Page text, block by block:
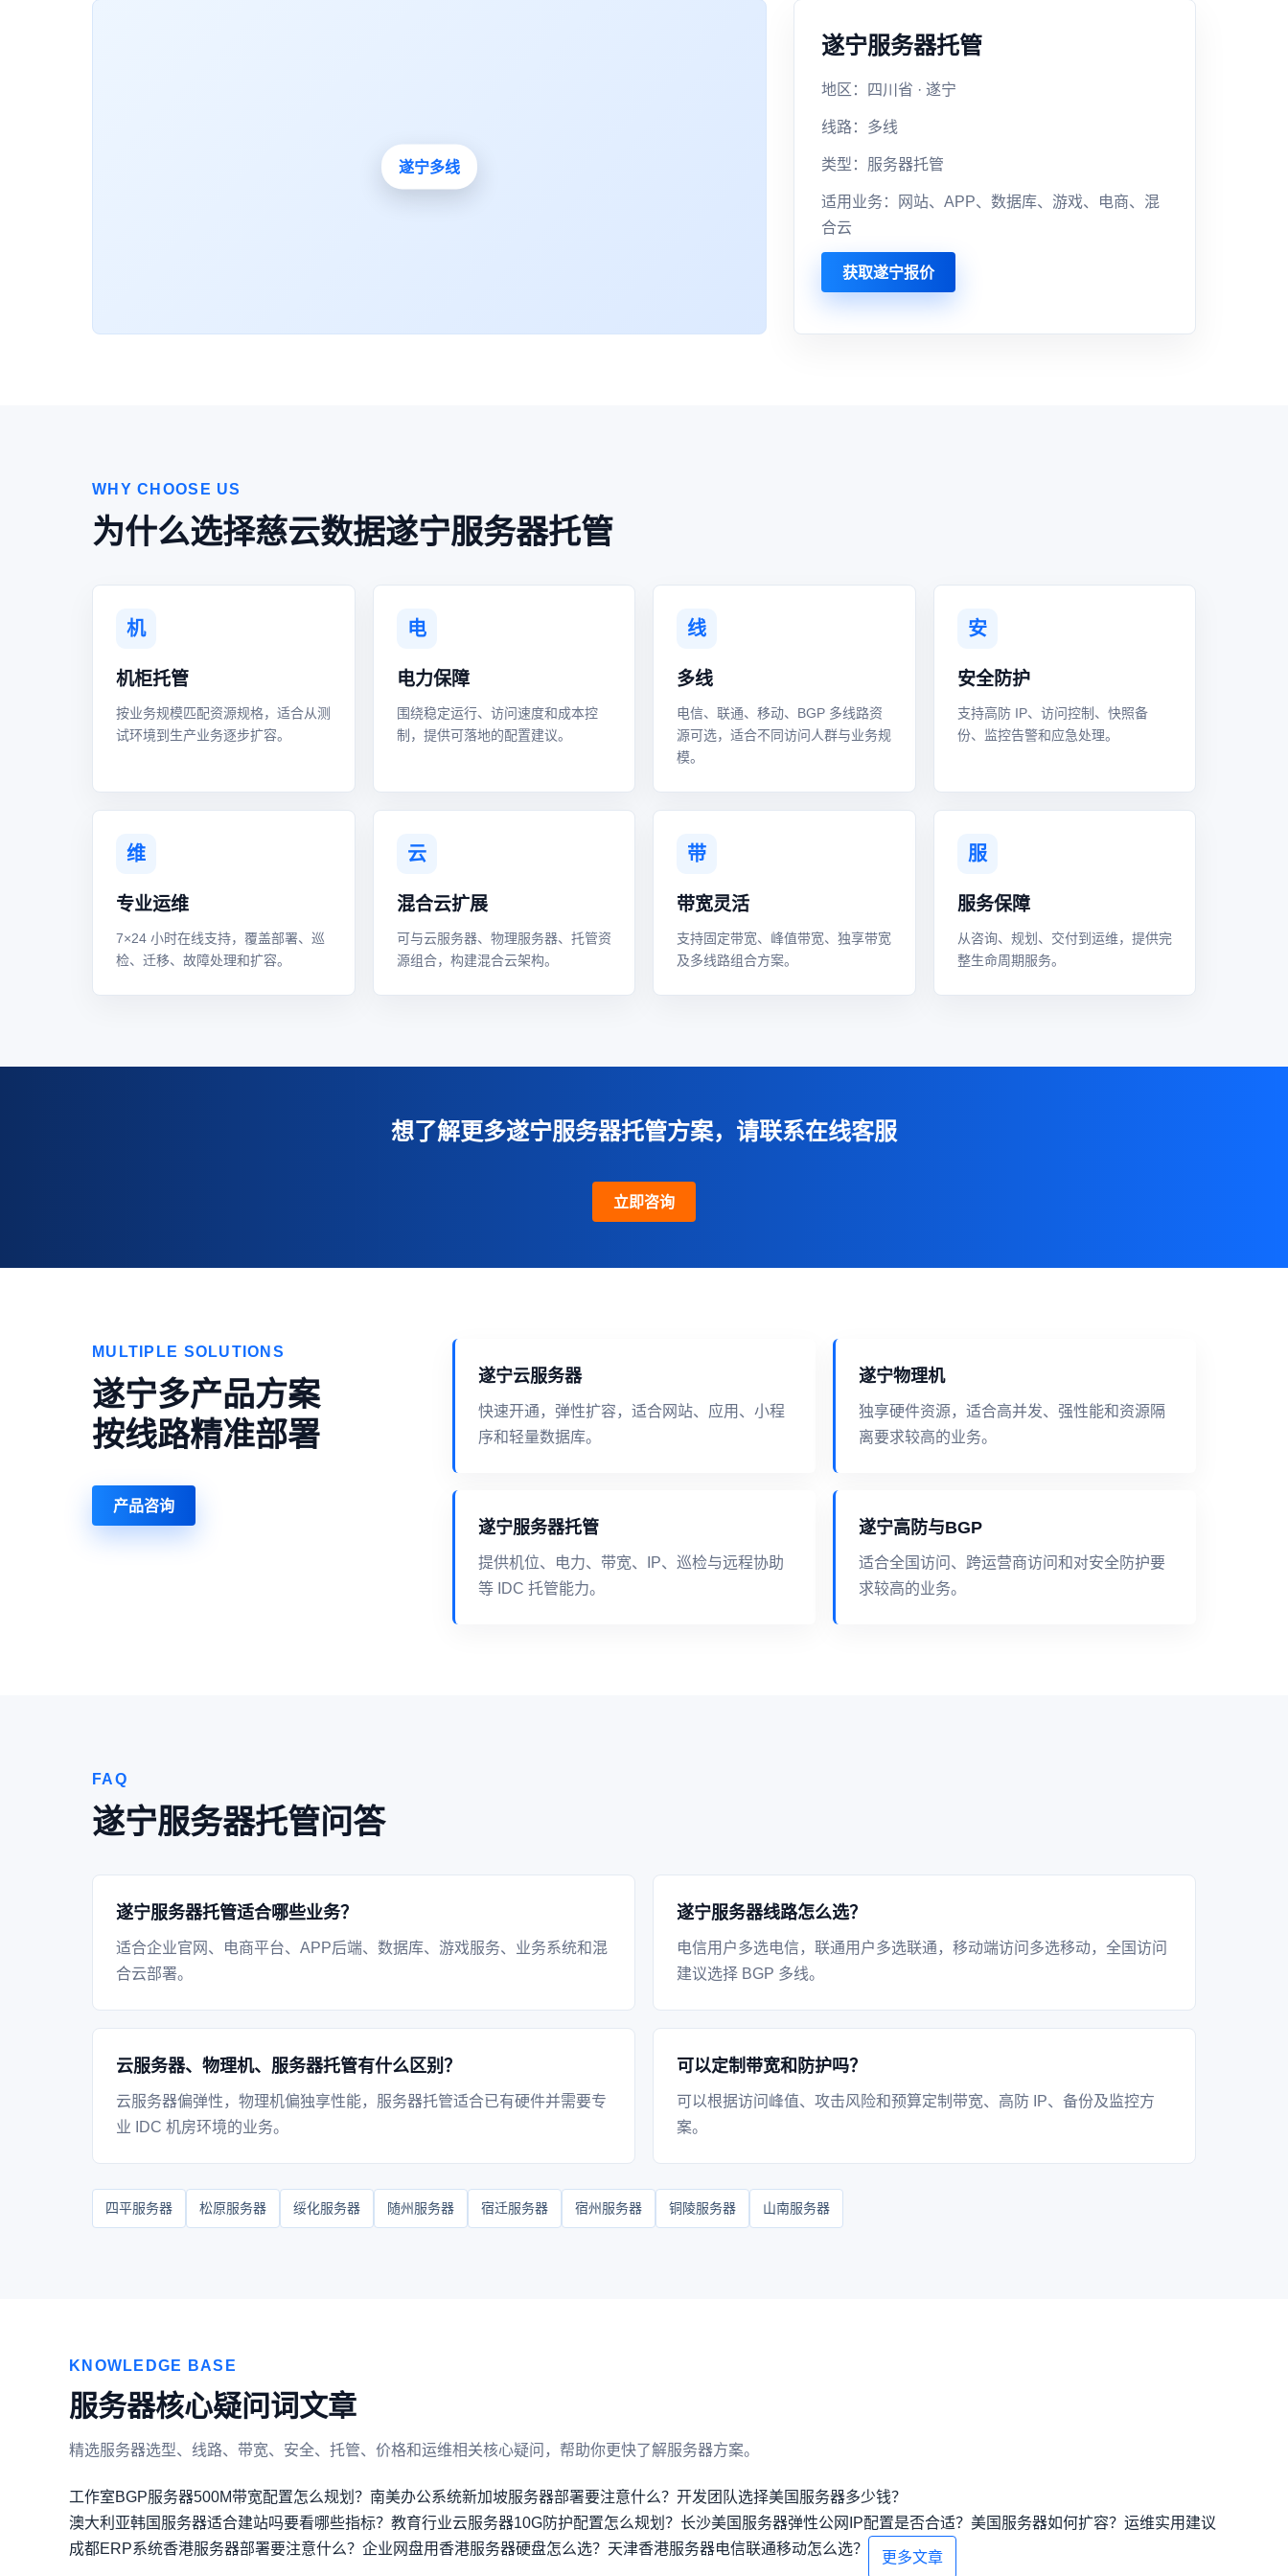
遂宁服务器托管
地区：四川省 · 遂宁
线路：多线
类型：服务器托管
适用业务：网站、APP、数据库、游戏、电商、混
合云
获取遂宁报价
WHY CHOOSE US
为什么选择慈云数据遂宁服务器托管
机
机柜托管
按业务规模匹配资源规格，适合从测
试环境到生产业务逐步扩容。
电
电力保障
围绕稳定运行、访问速度和成本控
制，提供可落地的配置建议。
线
多线
电信、联通、移动、BGP 多线路资
源可选，适合不同访问人群与业务规
模。
安
安全防护
支持高防 IP、访问控制、快照备
份、监控告警和应急处理。
维
专业运维
7×24 小时在线支持，覆盖部署、巡
检、迁移、故障处理和扩容。
云
混合云扩展
可与云服务器、物理服务器、托管资
源组合，构建混合云架构。
带
带宽灵活
支持固定带宽、峰值带宽、独享带宽
及多线路组合方案。
服
服务保障
从咨询、规划、交付到运维，提供完
整生命周期服务。
想了解更多遂宁服务器托管方案，请联系在线客服
立即咨询
MULTIPLE SOLUTIONS
遂宁多产品方案
按线路精准部署
产品咨询
遂宁云服务器
快速开通，弹性扩容，适合网站、应用、小程
序和轻量数据库。
遂宁物理机
独享硬件资源，适合高并发、强性能和资源隔
离要求较高的业务。
遂宁服务器托管
提供机位、电力、带宽、IP、巡检与远程协助
等 IDC 托管能力。
遂宁高防与BGP
适合全国访问、跨运营商访问和对安全防护要
求较高的业务。
FAQ
遂宁服务器托管问答
遂宁服务器托管适合哪些业务？
适合企业官网、电商平台、APP后端、数据库、游戏服务、业务系统和混
合云部署。
遂宁服务器线路怎么选？
电信用户多选电信，联通用户多选联通，移动端访问多选移动，全国访问
建议选择 BGP 多线。
云服务器、物理机、服务器托管有什么区别？
云服务器偏弹性，物理机偏独享性能，服务器托管适合已有硬件并需要专
业 IDC 机房环境的业务。
可以定制带宽和防护吗？
可以根据访问峰值、攻击风险和预算定制带宽、高防 IP、备份及监控方
案。
四平服务器 松原服务器 绥化服务器 随州服务器 宿迁服务器 宿州服务器 铜陵服务器 山南服务器
KNOWLEDGE BASE
服务器核心疑问词文章
精选服务器选型、线路、带宽、安全、托管、价格和运维相关核心疑问，帮助你更快了解服务器方案。
工作室BGP服务器500M带宽配置怎么规划？ 南美办公系统新加坡服务器部署要注意什么？ 开发团队选择美国服务器多少钱？
澳大利亚韩国服务器适合建站吗要看哪些指标？ 教育行业云服务器10G防护配置怎么规划？ 长沙美国服务器弹性公网IP配置是否合适？ 美国服务器如何扩容？运维实用建议
成都ERP系统香港服务器部署要注意什么？ 企业网盘用香港服务器硬盘怎么选？ 天津香港服务器电信联通移动怎么选？
更多文章